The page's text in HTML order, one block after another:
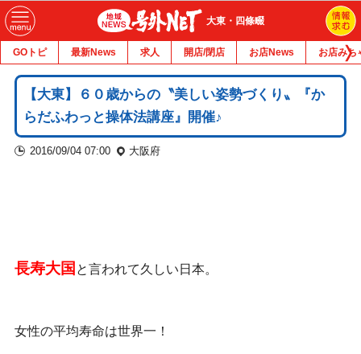
大東・四條畷
GOトピ 最新News 求人 開店/閉店 お店News お店みち
【大東】６０歳からの〝美しい姿勢づくり〟『か
らだふわっと操体法講座』開催♪
2016/09/04 07:00 大阪府
長寿大国 と言われて久しい日本。
女性の平均寿命は世界一！